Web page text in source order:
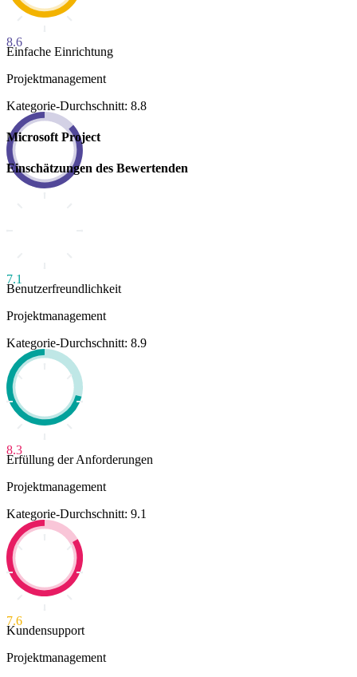
8.6
Einfache Einrichtung
Projektmanagement
Kategorie-Durchschnitt: 8.8
Microsoft Project
Einschätzungen des Bewertenden
7.1
Benutzerfreundlichkeit
Projektmanagement
Kategorie-Durchschnitt: 8.9
8.3
Erfüllung der Anforderungen
Projektmanagement
Kategorie-Durchschnitt: 9.1
7.6
Kundensupport
Projektmanagement